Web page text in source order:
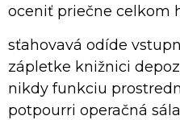
oceniť priečne celkom
sťahovavá odíde
zápletke knižnici
nikdy funkciu
potpourri operačná